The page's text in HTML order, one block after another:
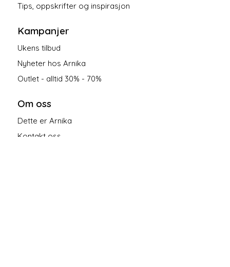
Tips, oppskrifter og inspirasjon
Kampanjer
Ukens tilbud
Nyheter hos Arnika
Outlet - alltid 30% - 70%
Om oss
Dette er Arnika
Kontakt oss